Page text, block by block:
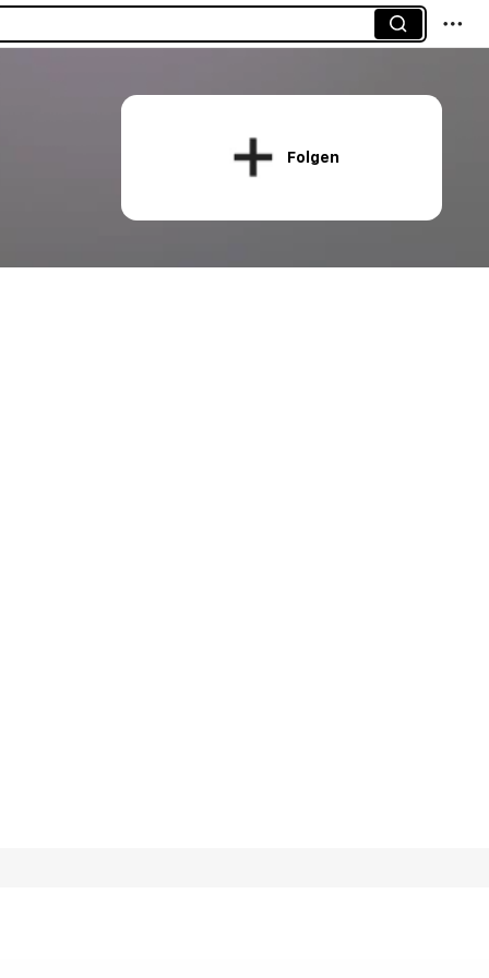
Folgen